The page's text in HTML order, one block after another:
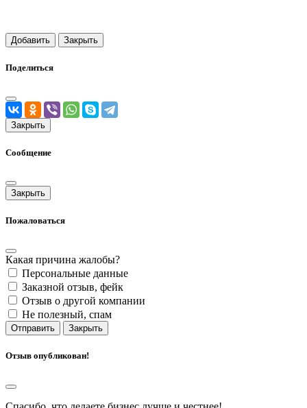
Добавить Закрыть
Поделиться
Закрыть
Сообщение
Закрыть
Пожаловаться
Какая причина жалобы?
Персональные данные
Заказной отзыв, фейк
Отзыв о другой компании
Не полезный, спам
Отправить Закрыть
Отзыв опубликован!